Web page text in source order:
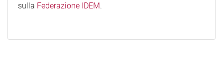
sulla Federazione IDEM.